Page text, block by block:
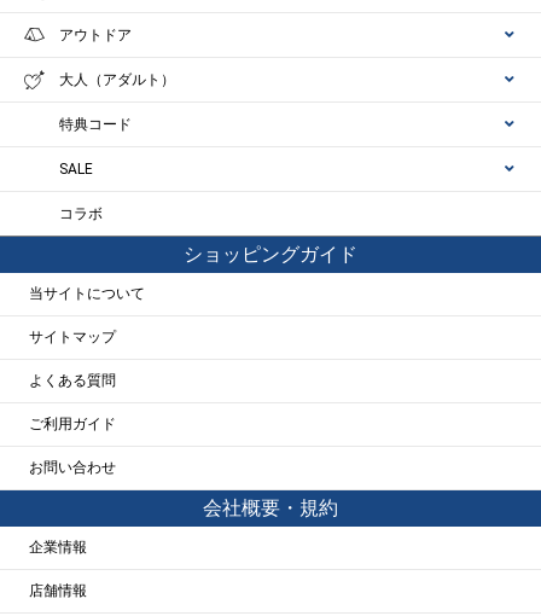
アウトドア
大人（アダルト）
特典コード
SALE
コラボ
ショッピングガイド
当サイトについて
サイトマップ
よくある質問
ご利用ガイド
お問い合わせ
会社概要・規約
企業情報
店舗情報